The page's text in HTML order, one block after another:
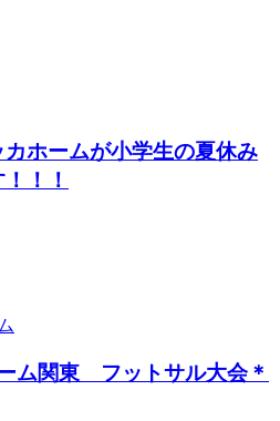
カホームが小学生の夏休み
！！
ム関東 フットサル大会＊